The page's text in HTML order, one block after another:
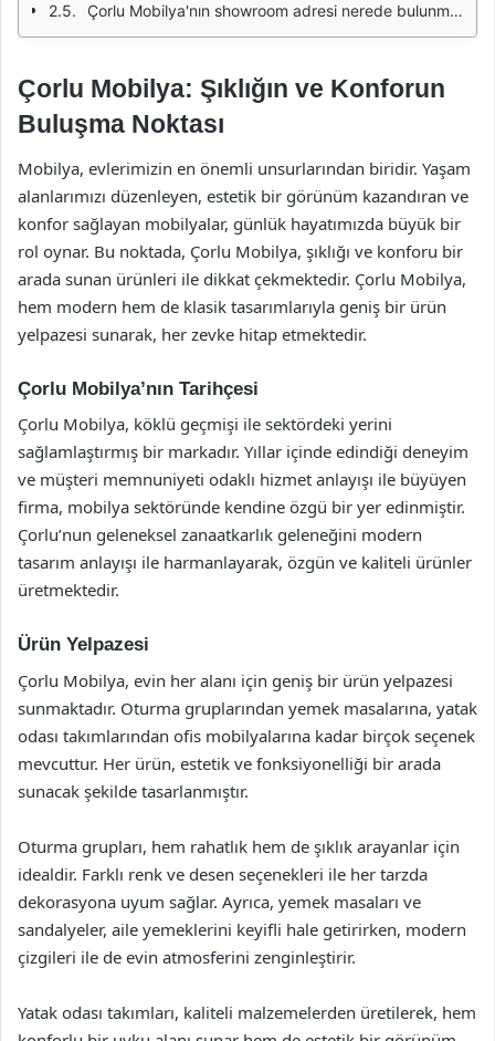
Çorlu Mobilya'nın showroom adresi nerede bulunmaktadır?
Çorlu Mobilya: Şıklığın ve Konforun
Buluşma Noktası
Mobilya, evlerimizin en önemli unsurlarından biridir. Yaşam
alanlarımızı düzenleyen, estetik bir görünüm kazandıran ve
konfor sağlayan mobilyalar, günlük hayatımızda büyük bir
rol oynar. Bu noktada, Çorlu Mobilya, şıklığı ve konforu bir
arada sunan ürünleri ile dikkat çekmektedir. Çorlu Mobilya,
hem modern hem de klasik tasarımlarıyla geniş bir ürün
yelpazesi sunarak, her zevke hitap etmektedir.
Çorlu Mobilya’nın Tarihçesi
Çorlu Mobilya, köklü geçmişi ile sektördeki yerini
sağlamlaştırmış bir markadır. Yıllar içinde edindiği deneyim
ve müşteri memnuniyeti odaklı hizmet anlayışı ile büyüyen
firma, mobilya sektöründe kendine özgü bir yer edinmiştir.
Çorlu’nun geleneksel zanaatkarlık geleneğini modern
tasarım anlayışı ile harmanlayarak, özgün ve kaliteli ürünler
üretmektedir.
Ürün Yelpazesi
Çorlu Mobilya, evin her alanı için geniş bir ürün yelpazesi
sunmaktadır. Oturma gruplarından yemek masalarına, yatak
odası takımlarından ofis mobilyalarına kadar birçok seçenek
mevcuttur. Her ürün, estetik ve fonksiyonelliği bir arada
sunacak şekilde tasarlanmıştır.
Oturma grupları, hem rahatlık hem de şıklık arayanlar için
idealdir. Farklı renk ve desen seçenekleri ile her tarzda
dekorasyona uyum sağlar. Ayrıca, yemek masaları ve
sandalyeler, aile yemeklerini keyifli hale getirirken, modern
çizgileri ile de evin atmosferini zenginleştirir.
Yatak odası takımları, kaliteli malzemelerden üretilerek, hem